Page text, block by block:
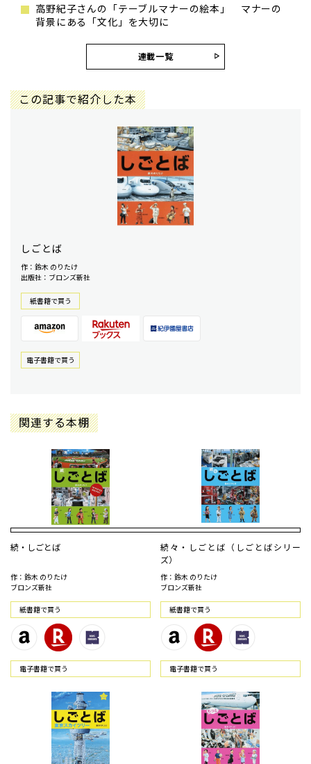
高野紀子さんの「テーブルマナーの絵本」 マナーの
背景にある「文化」を大切に
連載一覧
この記事で紹介した本
しごとば
作：鈴木 のりたけ
出版社：ブロンズ新社
紙書籍で買う
電⼦書籍で買う
関連する本棚
続・しごとば
作：鈴木 のりたけ
ブロンズ新社
紙書籍で買う
電⼦書籍で買う
続々・しごとば（しごとばシリー
ズ）
作：鈴木 のりたけ
ブロンズ新社
紙書籍で買う
電⼦書籍で買う